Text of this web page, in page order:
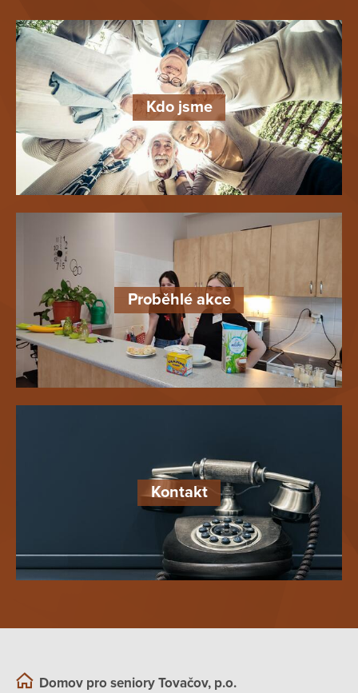
Kdo jsme
Proběhlé akce
Kontakt
Domov pro seniory Tovačov, p.o.